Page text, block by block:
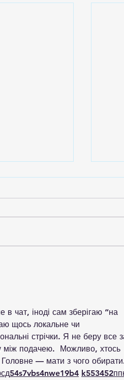
and counted
в чат, іноді сам зберігаю “на
щось локальне чи
стрічки. Я не беру все
між подачею.  Можливо, хтось
— мати з чого
сд54s7vbs4nwe19b4 k553452пп